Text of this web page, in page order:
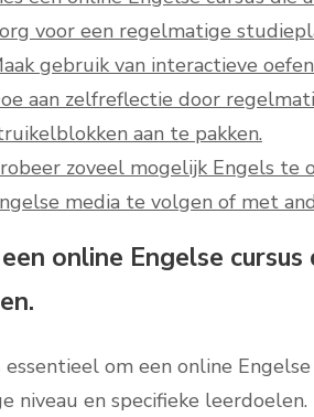
voor een regelmatige
gebruik van interactieve
aan zelfreflectie door
aan te pakken.
zoveel mogelijk Engels te
media te volgen of met
online Engelse
essentieel om een online
niveau en specifieke